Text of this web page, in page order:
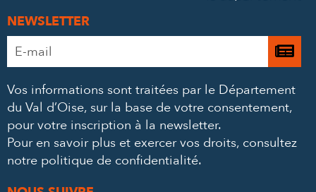
NEWSLETTER
Adresse
e-
*
Je
à
Vos informations sont traitées par le Département
du Val d’Oise, sur la base de votre consentement,
pour votre inscription à la newsletter.
Pour en savoir plus et exercer vos droits, consultez
notre politique de confidentialité.